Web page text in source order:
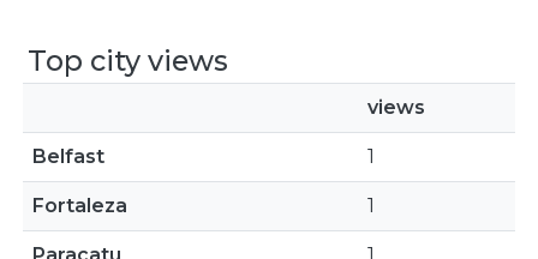
Top city views
views
Belfast 1
Fortaleza 1